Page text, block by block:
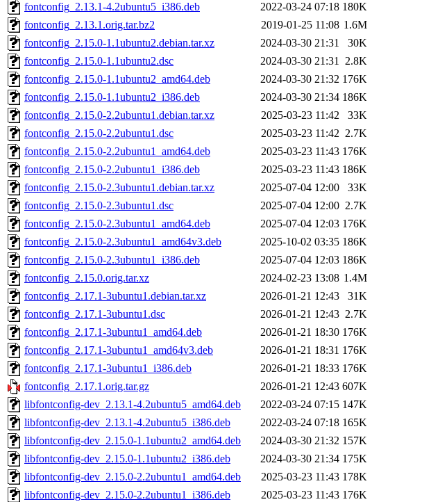
fontconfig_2.13.1-4.2ubuntu5_i386.deb
2022-03-24 07:18 180K
fontconfig_2.13.1.orig.tar.bz2
2019-01-25 11:08 1.6M
fontconfig_2.15.0-1.1ubuntu2.debian.tar.xz
2024-03-30 21:31
30K
fontconfig_2.15.0-1.1ubuntu2.dsc
2024-03-30 21:31 2.8K
fontconfig_2.15.0-1.1ubuntu2_amd64.deb
2024-03-30 21:32 176K
fontconfig_2.15.0-1.1ubuntu2_i386.deb
2024-03-30 21:34 186K
fontconfig_2.15.0-2.2ubuntu1.debian.tar.xz
2025-03-23 11:42
33K
fontconfig_2.15.0-2.2ubuntu1.dsc
2025-03-23 11:42 2.7K
fontconfig_2.15.0-2.2ubuntu1_amd64.deb
2025-03-23 11:43 176K
fontconfig_2.15.0-2.2ubuntu1_i386.deb
2025-03-23 11:43 186K
fontconfig_2.15.0-2.3ubuntu1.debian.tar.xz
2025-07-04 12:00
33K
fontconfig_2.15.0-2.3ubuntu1.dsc
2025-07-04 12:00 2.7K
fontconfig_2.15.0-2.3ubuntu1_amd64.deb
2025-07-04 12:03 176K
fontconfig_2.15.0-2.3ubuntu1_amd64v3.deb
2025-10-02 03:35 186K
fontconfig_2.15.0-2.3ubuntu1_i386.deb
2025-07-04 12:03 186K
fontconfig_2.15.0.orig.tar.xz
2024-02-23 13:08 1.4M
fontconfig_2.17.1-3ubuntu1.debian.tar.xz
2026-01-21 12:43
31K
fontconfig_2.17.1-3ubuntu1.dsc
2026-01-21 12:43 2.7K
fontconfig_2.17.1-3ubuntu1_amd64.deb
2026-01-21 18:30 176K
fontconfig_2.17.1-3ubuntu1_amd64v3.deb
2026-01-21 18:31 176K
fontconfig_2.17.1-3ubuntu1_i386.deb
2026-01-21 18:33 176K
fontconfig_2.17.1.orig.tar.gz
2026-01-21 12:43 607K
libfontconfig-dev_2.13.1-4.2ubuntu5_amd64.deb
2022-03-24 07:15 147K
libfontconfig-dev_2.13.1-4.2ubuntu5_i386.deb
2022-03-24 07:18 165K
libfontconfig-dev_2.15.0-1.1ubuntu2_amd64.deb
2024-03-30 21:32 157K
libfontconfig-dev_2.15.0-1.1ubuntu2_i386.deb
2024-03-30 21:34 175K
libfontconfig-dev_2.15.0-2.2ubuntu1_amd64.deb
2025-03-23 11:43 178K
libfontconfig-dev_2.15.0-2.2ubuntu1_i386.deb
2025-03-23 11:43 176K